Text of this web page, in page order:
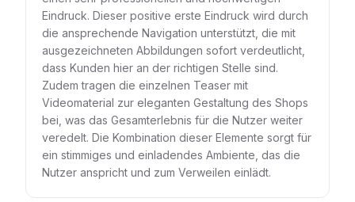
Eindruck. Dieser positive erste Eindruck wird durch
die ansprechende Navigation unterstützt, die mit
ausgezeichneten Abbildungen sofort verdeutlicht,
dass Kunden hier an der richtigen Stelle sind.
Zudem tragen die einzelnen Teaser mit
Videomaterial zur eleganten Gestaltung des Shops
bei, was das Gesamterlebnis für die Nutzer weiter
veredelt. Die Kombination dieser Elemente sorgt für
ein stimmiges und einladendes Ambiente, das die
Nutzer anspricht und zum Verweilen einlädt.